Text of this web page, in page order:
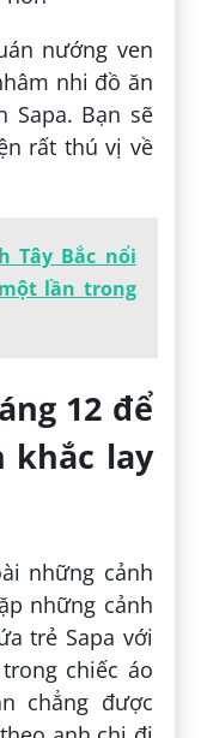
nướng ven
nhi đồ ăn
Sapa. Bạn sẽ
rất thú vị về
Tây Bắc nổi
lần trong
12 để
khắc lay
những cảnh
những cảnh
trẻ Sapa với
chiếc áo
chẳng được